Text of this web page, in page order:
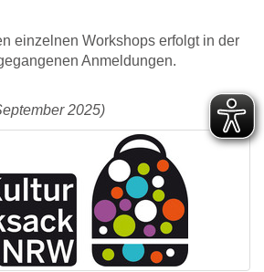
einzelnen Workshops erfolgt in der
Anmeldungen.
2025)